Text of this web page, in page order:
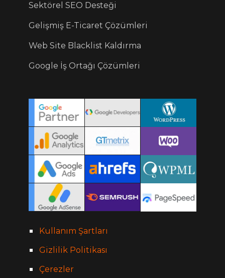
Sektörel SEO Desteği
Gelişmiş E-Ticaret Çözümleri
Web Site Blacklist Kaldırma
Google İş Ortağı Çözümleri
Kullanım Şartları
Gizlilik Politikası
Çerezler